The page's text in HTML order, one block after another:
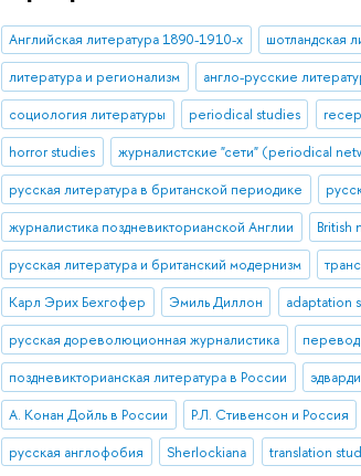
Английская литература 1890-1910-х шотландская
литература и регионализм
англо-русские
социология литературы
periodical studies
horror studies
журналистские "сети" (periodical
русская литература в британской периодике
журналистика поздневикторианской Англии
British
русская литература и британский модернизм
Карл Эрих Бехгофер
Эмиль Диллон adaptation
русская дореволюционная журналистика
поздневикторианская литература в России
А. Конан Дойль в России
Р.Л. Стивенсон и Россия
русская англофобия
Sherlockiana translation